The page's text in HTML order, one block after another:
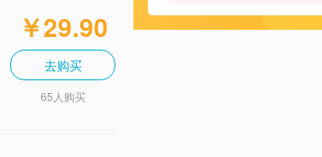
￥29.90
去购买
65人购买